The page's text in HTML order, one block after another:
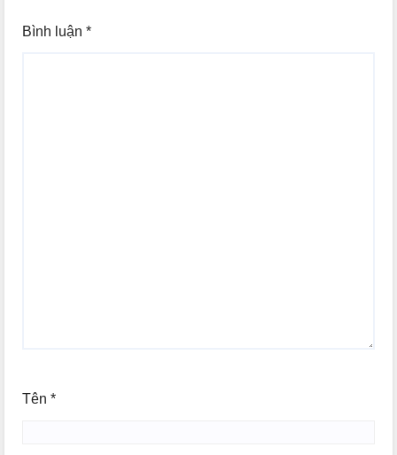
Bình luận *
Tên *